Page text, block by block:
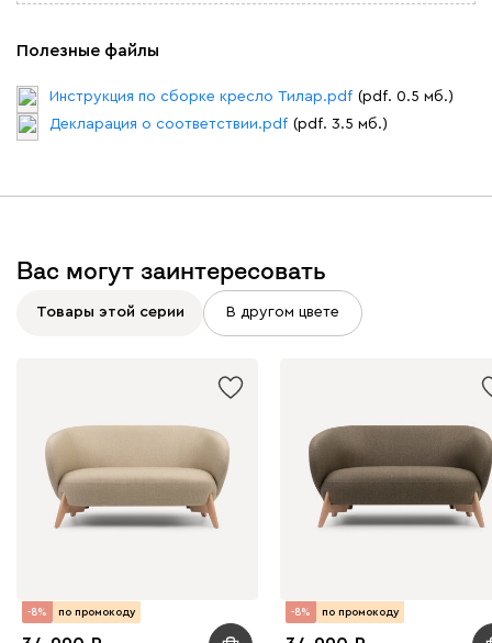
Полезные файлы
Инструкция по сборке кресло Тилар.pdf (pdf. 0.5 мб.)
Декларация о соответствии.pdf (pdf. 3.5 мб.)
Вас могут заинтересовать
Товары этой серии В другом цвете
-8% по промокоду -8% по промокоду